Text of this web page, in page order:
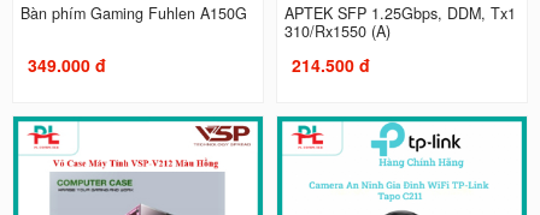
Bàn phím Gaming Fuhlen A150G
349.000 đ
APTEK SFP 1.25Gbps, DDM, Tx1
310/Rx1550 (A)
214.500 đ